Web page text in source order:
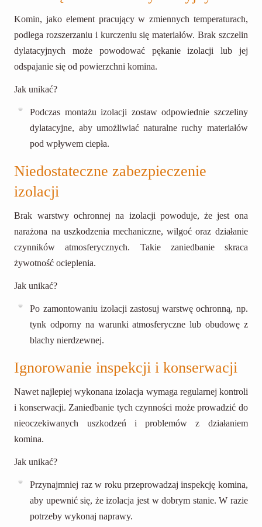
Komin, jako element pracujący w zmiennych temperaturach,
podlega rozszerzaniu i kurczeniu się materiałów. Brak szczelin
dylatacyjnych może powodować pękanie izolacji lub jej
odspajanie się od powierzchni komina.
Jak unikać?
Podczas montażu izolacji zostaw odpowiednie szczeliny
dylatacyjne, aby umożliwiać naturalne ruchy materiałów
pod wpływem ciepła.
Niedostateczne zabezpieczenie
izolacji
Brak warstwy ochronnej na izolacji powoduje, że jest ona
narażona na uszkodzenia mechaniczne, wilgoć oraz działanie
czynników atmosferycznych. Takie zaniedbanie skraca
żywotność ocieplenia.
Jak unikać?
Po zamontowaniu izolacji zastosuj warstwę ochronną, np.
tynk odporny na warunki atmosferyczne lub obudowę z
blachy nierdzewnej.
Ignorowanie inspekcji i konserwacji
Nawet najlepiej wykonana izolacja wymaga regularnej kontroli
i konserwacji. Zaniedbanie tych czynności może prowadzić do
nieoczekiwanych uszkodzeń i problemów z działaniem
komina.
Jak unikać?
Przynajmniej raz w roku przeprowadzaj inspekcję komina,
aby upewnić się, że izolacja jest w dobrym stanie. W razie
potrzeby wykonaj naprawy.